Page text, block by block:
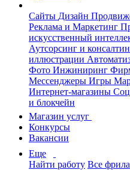
Сайты Дизайн
Реклама и Маркетинг
искусственный
Аутсорсинг и
иллюстрации
Фото Инжиниринг
Мессенджеры Игры
Интернет-магазины
и блокчейн
Магазин услуг
Конкурсы
Вакансии
Еще
Найти работу Все